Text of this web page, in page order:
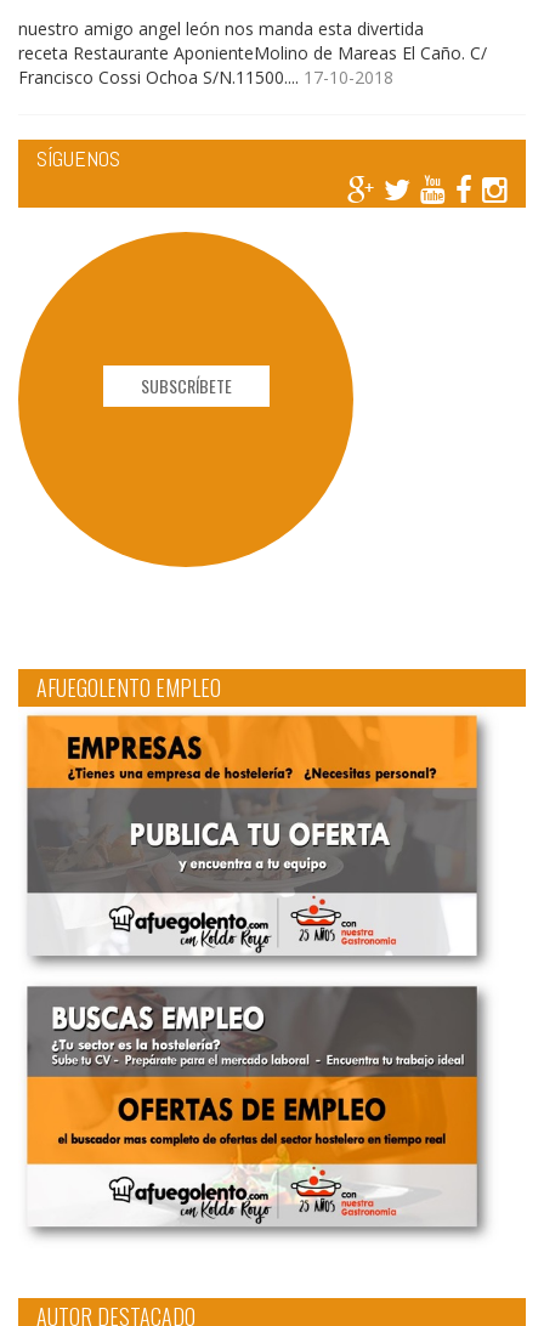
nuestro amigo angel león nos manda esta divertida
receta Restaurante AponienteMolino de Mareas El Caño. C/
Francisco Cossi Ochoa S/N.11500.... 17-10-2018
SÍGUENOS
SUBSCRÍBETE
AFUEGOLENTO EMPLEO
AUTOR DESTACADO